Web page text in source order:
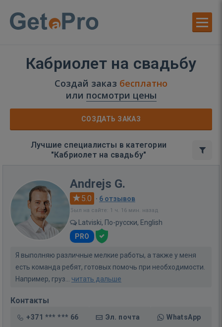
Кабриолет на свадьбу
Создай заказ бесплатно
или посмотри цены
СОЗДАТЬ ЗАКАЗ
Лучшие специалисты в категории
"Кабриолет на свадьбу"
Andrejs G.
5.0 · 6 отзывов
Был на сайте: 1 ч. 16 мин. назад
Latviski, По-русски, English
PRO
Я выполняю различные мелкие работы, а также у меня
есть команда ребят, готовых помочь при необходимости.
Например, груз... читать дальше
Контакты
+371 *** *** 66 Эл. почта WhatsApp